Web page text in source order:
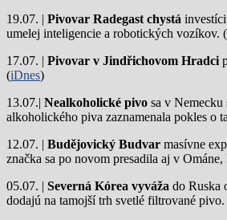
19.07. | Pivovar Radegast chystá
umelej inteligencie a robotických vozíkov. (
17.07. | Pivovar v Jindřichovom Hradci
(iDnes)
13.07.| Nealkoholické pivo sa v
alkoholického piva zaznamenala pokles o
12.07. | Budějovický Budvar masívne
značka sa po novom presadila aj v
05.07. | Severná Kórea vyváža do Ruska
dodajú na tamojší trh svetlé filtrované pivo.